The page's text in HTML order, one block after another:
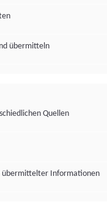
übermitteln
Quellen
übermittelter Informationen